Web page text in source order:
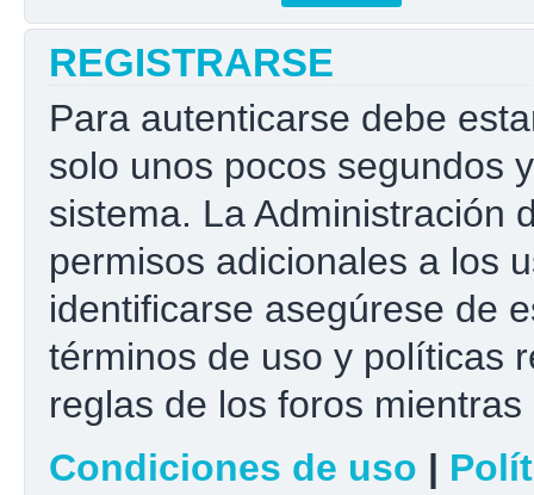
REGISTRARSE
Para autenticarse debe
solo unos pocos segundos
sistema. La Administración
permisos adicionales a los
identificarse asegúrese de
términos de uso y políticas
reglas de los foros
Condiciones de uso |